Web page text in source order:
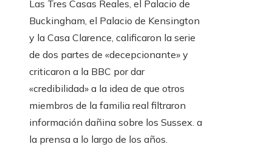
Las Tres Casas Reales, el Palacio de
Buckingham, el Palacio de Kensington
y la Casa Clarence, calificaron la serie
de dos partes de «decepcionante» y
criticaron a la BBC por dar
«credibilidad» a la idea de que otros
miembros de la familia real filtraron
información dañina sobre los Sussex. a
la prensa a lo largo de los años.